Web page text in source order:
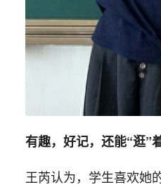
有趣，好记，还能“逛”
王芮认为，学生喜欢她